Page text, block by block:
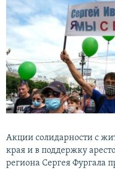
поиску
СИБИРЬ.РЕАЛИИ
РАСПИСАНИЕ ВЕЩАНИЯ
ПОДПИШИТЕСЬ НА
СОЦИАЛЬНЫЕ СЕТИ
Все сайты РСЕ/РС
Акции солидарности с
края и в поддержку
региона Сергея Фургала